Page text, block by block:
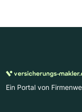
Ein Portal von